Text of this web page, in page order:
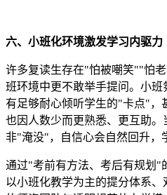
六、小班化环境激发学习内驱力
许多复读生存在"怕被嘲笑""怕
班环境中更不敢举手提问。小
有足够耐心倾听学生的"卡点"，
也因人数少而更熟悉、更互助
非"淹没"，自信心会自然回升，
通过"考前有方法、考后有规划"
以小班化教学为主的提分体系